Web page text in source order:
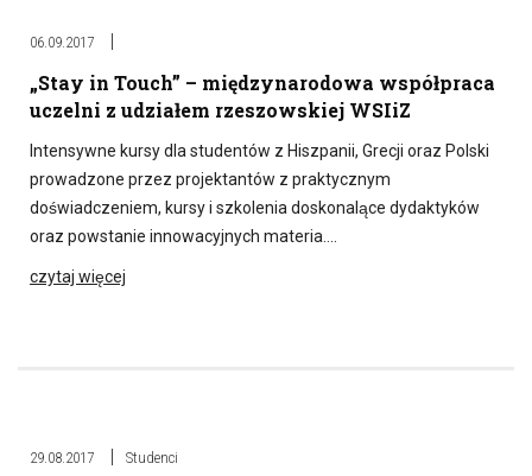
06.09.2017
„Stay in Touch” – międzynarodowa współpraca
uczelni z udziałem rzeszowskiej WSIiZ
Intensywne kursy dla studentów z Hiszpanii, Grecji oraz Polski
prowadzone przez projektantów z praktycznym
doświadczeniem, kursy i szkolenia doskonalące dydaktyków
oraz powstanie innowacyjnych materia….
czytaj więcej
29.08.2017 Studenci